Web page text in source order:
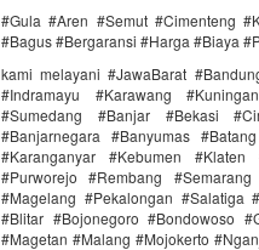
#Gula #Aren #Semut #Cimenteng
#Bagus #Bergaransi #Harga #Biaya
kami melayani #JawaBarat
#Indramayu #Karawang
#Sumedang #Banjar #Bekasi
#Banjarnegara #Banyumas
#Karanganyar #Kebumen
#Purworejo #Rembang
#Magelang #Pekalongan #Salatiga
#Blitar #Bojonegoro #Bondowoso
#Magetan #Malang #Mojokerto